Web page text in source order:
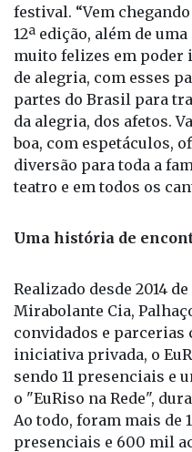
festival. “Vem
12ª edição, além de
muito felizes em poder
de alegria, com esses
partes do Brasil para
da alegria, dos afetos.
boa, com espetáculos,
diversão para toda a
teatro e em todos os
Uma história de
Realizado desde 2014
Mirabolante Cia,
convidados e parcerias
iniciativa privada, o
sendo 11 presenciais e
o "EuRiso na Rede",
Ao todo, foram mais de
presenciais e 600 mil